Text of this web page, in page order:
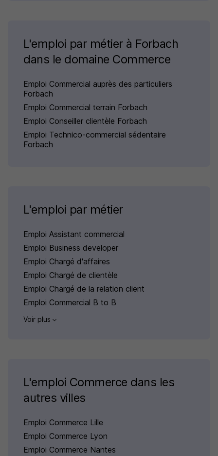
L'emploi par métier à Forbach
dans le domaine Commerce
Emploi Commercial auprès des particuliers
Forbach
Emploi Commercial terrain Forbach
Emploi Conseiller clientèle Forbach
Emploi Technico-commercial sédentaire
Forbach
L'emploi par métier
Emploi Assistant commercial
Emploi Business developer
Emploi Chargé d'affaires
Emploi Chargé de clientèle
Emploi Chargé de la relation client
Emploi Commercial B to B
Voir plus
L'emploi Commerce dans les
autres villes
Emploi Commerce Lille
Emploi Commerce Lyon
Emploi Commerce Nantes